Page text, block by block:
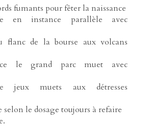
fumants pour fêter la naissance
en instance parallèle avec
flanc de la bourse aux volcans
le grand parc muet avec
jeux muets aux détresses
selon le dosage toujours à refaire